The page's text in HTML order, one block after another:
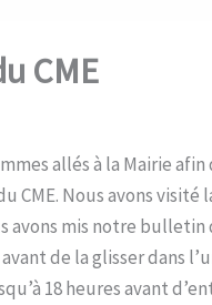
CME
allés à la Mairie afin
CME. Nous avons visité
avons mis notre bulletin
de la glisser dans
18 heures avant